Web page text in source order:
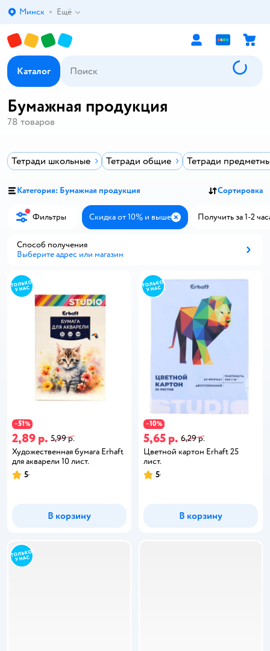
Выбор адреса доставки.
Минск Ещё
Каталог
Бумажная продукция
78 товаров
Тетради школьные Тетради общие Тетради
Категория: Бумажная продукция Сортировка
Фильтры Скидка от 10% и выше ЗакрытьПолучить за 1-2
Способ получения
Выберите адрес или магазин
−51%
2,89 р. 5,99 р.
Художественная бумага Erhaft
для акварели 10 лист.
5
В корзину
−10%
5,65 р. 6,29 р.
Цветной картон Erhaft 25
лист.
5
В корзину